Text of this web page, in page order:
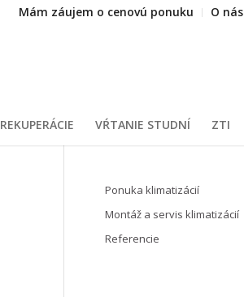
Mám záujem o cenovú ponuku O nás
REKUPERÁCIE VŔTANIE STUDNÍ ZTI
Ponuka klimatizácií
Montáž a servis klimatizácií
Referencie